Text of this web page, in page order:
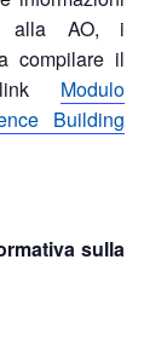
alla AO, i
compilare il
Modulo
Building
sulla